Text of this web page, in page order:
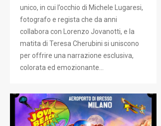
unico, in cui l’occhio di Michele Lugaresi,
fotografo e regista che da anni
collabora con Lorenzo Jovanotti, e la
matita di Teresa Cherubini si uniscono
per offrire una narrazione esclusiva,
colorata ed emozionante…